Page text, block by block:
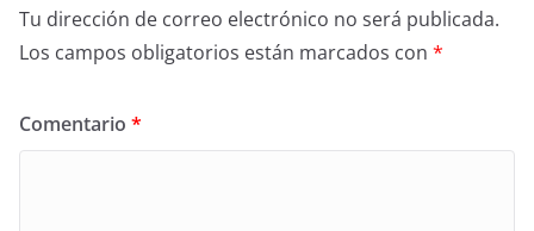
Tu dirección de correo electrónico no será publicada.
Los campos obligatorios están marcados con *
Comentario *